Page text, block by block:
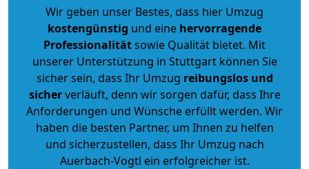
Wir geben unser Bestes, dass hier Umzug
kostengünstig und eine hervorragende
Professionalitätsowie Qualität bietet. Mit
unserer Unterstützung in Stuttgart können Sie
sicher sein, dass Ihr Umzug reibungslos und
sicherverläuft, denn wir sorgen dafür, dass Ihre
Anforderungen und Wünsche erfüllt werden. Wir
haben die besten Partner, um Ihnen zu helfen
und sicherzustellen, dass Ihr Umzug nach
Auerbach-Vogtl ein erfolgreicher ist.